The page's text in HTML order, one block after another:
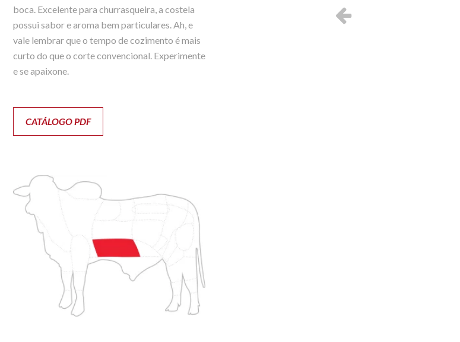
boca. Excelente para churrasqueira, a costela
possui sabor e aroma bem particulares. Ah, e
vale lembrar que o tempo de cozimento é mais
curto do que o corte convencional. Experimente
e se apaixone.
CATÁLOGO PDF